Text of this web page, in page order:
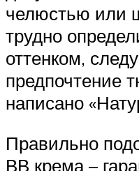
челюстью или
трудно
оттенком,
предпочтение
написано
Правильно
ВВ крема –